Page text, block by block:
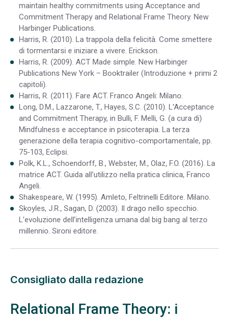
maintain healthy commitments using Acceptance and
Commitment Therapy and Relational Frame Theory. New
Harbinger Publications.
Harris, R. (2010). La trappola della felicità. Come smettere
di tormentarsi e iniziare a vivere. Erickson.
Harris, R. (2009). ACT Made simple. New Harbinger
Publications New York – Booktrailer (Introduzione + primi 2
capitoli).
Harris, R. (2011). Fare ACT. Franco Angeli: Milano.
Long, D.M., Lazzarone, T., Hayes, S.C. (2010). L’Acceptance
and Commitment Therapy, in Bulli, F. Melli, G. (a cura di)
Mindfulness e acceptance in psicoterapia. La terza
generazione della terapia cognitivo-comportamentale, pp.
75-103, Eclipsi.
Polk, K.L., Schoendorff, B., Webster, M., Olaz, F.O. (2016). La
matrice ACT. Guida all’utilizzo nella pratica clinica, Franco
Angeli.
Shakespeare, W. (1995). Amleto, Feltrinelli Editore. Milano.
Skoyles, J.R., Sagan, D. (2003). Il drago nello specchio.
L’evoluzione dell’intelligenza umana dal big bang al terzo
millennio. Sironi editore.
Consigliato dalla redazione
Relational Frame Theory: i